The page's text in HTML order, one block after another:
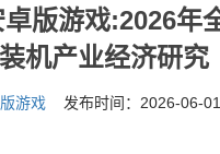
版游戏:2026年
机产业经济研究
游戏 发布时间：2026-06-